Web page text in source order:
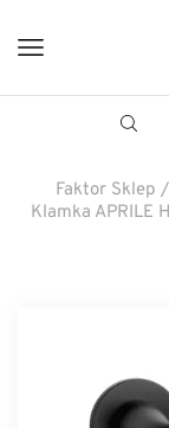
Faktor Sklep /
Klamka APRILE